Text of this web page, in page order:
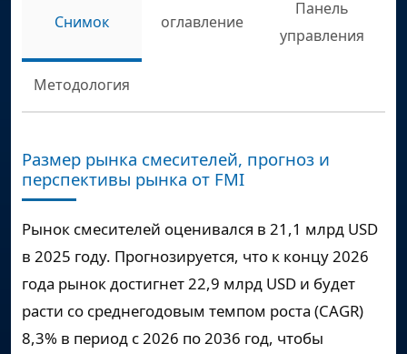
Снимок оглавление
Панель
управления
Методология
Размер рынка смесителей, прогноз и
перспективы рынка от FMI
Рынок смесителей оценивался в 21,1 млрд USD
в 2025 году. Прогнозируется, что к концу 2026
года рынок достигнет 22,9 млрд USD и будет
расти со среднегодовым темпом роста (CAGR)
8,3% в период с 2026 по 2036 год, чтобы